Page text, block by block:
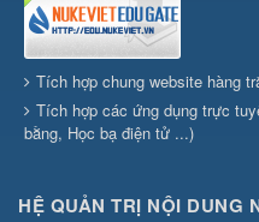
Tích hợp chung website hàng
Tích hợp các ứng dụng trực
bằng, Học bạ điện tử ...)
HỆ QUẢN TRỊ NỘI DUNG